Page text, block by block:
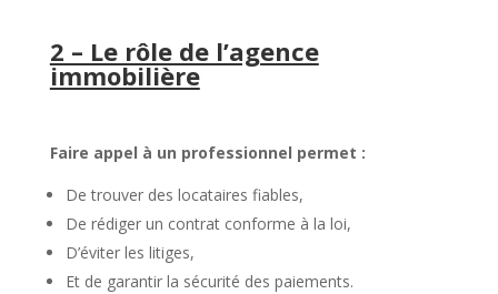
2 – Le rôle de l’agence
immobilière
Faire appel à un professionnel permet :
De trouver des locataires fiables,
De rédiger un contrat conforme à la loi,
D’éviter les litiges,
Et de garantir la sécurité des paiements.